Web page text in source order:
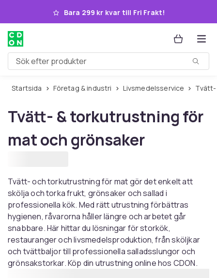
Hoppa till huvudinnehållet
Bara 299 kr kvar till Fri Frakt!
Sök efter produkter
Startsida Företag & industri Livsmedelsservice
Tvätt- & torkutrustning för
mat och grönsaker
Tvätt- och torkutrustning för mat gör det enkelt att
skölja och torka frukt, grönsaker och sallad i
professionella kök. Med rätt utrustning förbättras
hygienen, råvarorna håller längre och arbetet går
snabbare. Här hittar du lösningar för storkök,
restauranger och livsmedelsproduktion, från sköljkar
och tvättbaljor till professionella salladsslungor och
grönsakstorkar. Köp din utrustning online hos CDON.